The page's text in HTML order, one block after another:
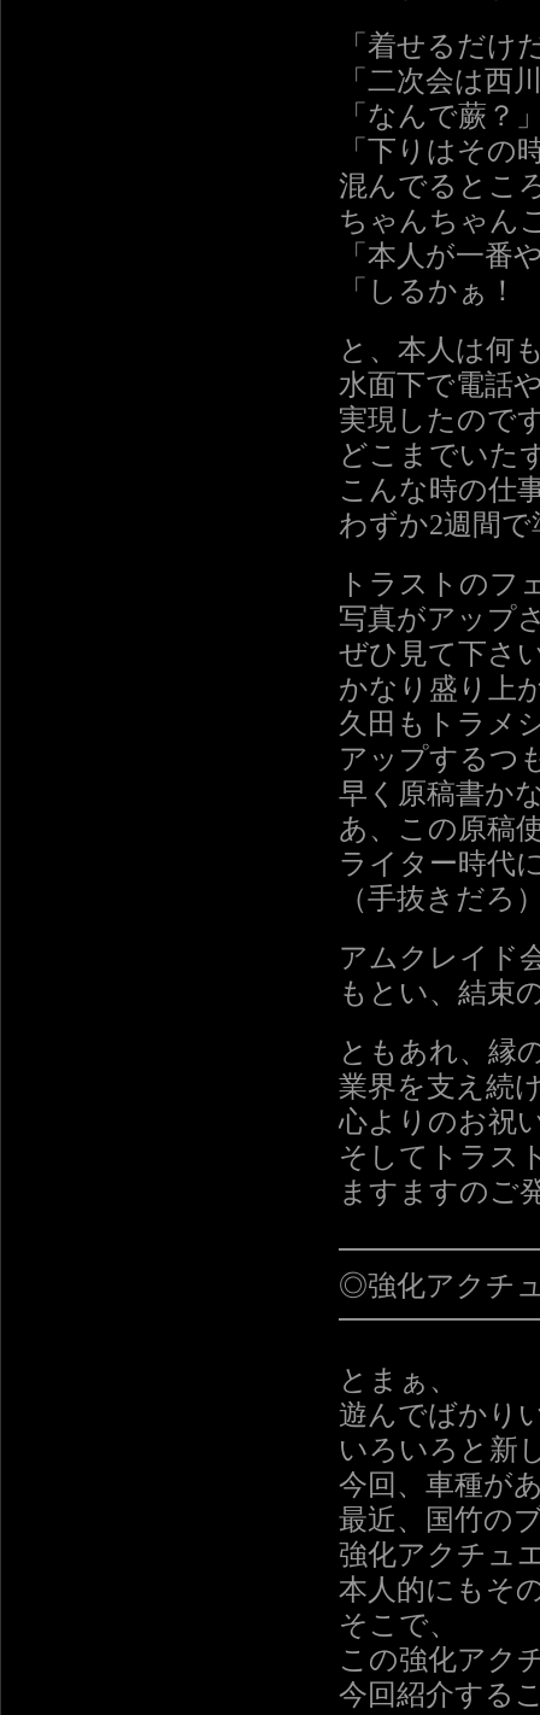
「着せるだけ
「二次会は西
「なんで蕨？
「下りはその
混んでるとこ
ちゃんちゃん
「本人が一番
「しるかぁ
と、本人は何
水面下で電話
実現したので
どこまでいた
こんな時の仕
わずか2週間
トラストのフ
写真がアップ
ぜひ見て下さ
かなり盛り上
久田もトラメ
アップするつ
早く原稿書か
あ、この原稿
ライター時代
（手抜きだろ
アムクレイド
もとい、結束
ともあれ、縁
業界を支え続
心よりのお祝
そしてトラス
ますますのご
◎強化アクチ
とまぁ、
遊んでばかり
いろいろと新
今回、車種が
最近、国竹の
強化アクチュ
本人的にもそ
そこで、
この強化アク
今回紹介する